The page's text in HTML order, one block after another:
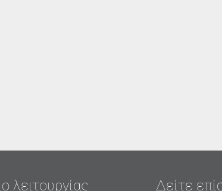
λειτουργίας Δείτε